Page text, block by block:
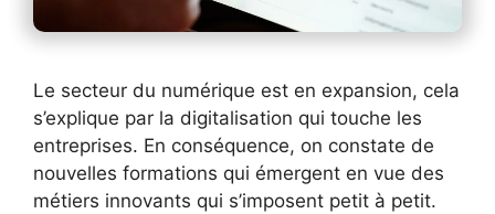
Le secteur du numérique est en expansion, cela
s’explique par la digitalisation qui touche les
entreprises. En conséquence, on constate de
nouvelles formations qui émergent en vue des
métiers innovants qui s’imposent petit à petit.